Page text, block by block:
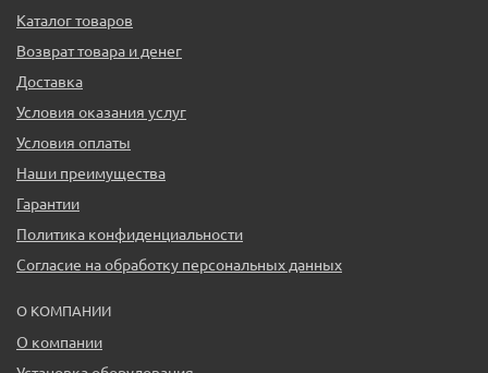
Каталог товаров
Возврат товара и денег
Доставка
Условия оказания услуг
Условия оплаты
Наши преимущества
Гарантии
Политика конфиденциальности
Согласие на обработку персональных данных
О КОМПАНИИ
О компании